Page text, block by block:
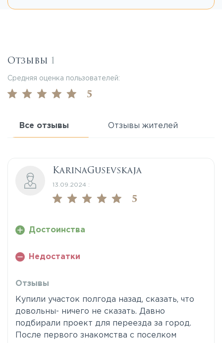
Отзывы 1
Средняя оценка пользователей:
5
Все отзывы Отзывы жителей
KarinaGusevskaja
13.09.2024 :
5
Достоинства
Недостатки
Отзывы
Купили участок полгода назад, сказать, что
довольны- ничего не сказать. Давно
подбирали проект для переезда за город.
После первого знакомства с поселком